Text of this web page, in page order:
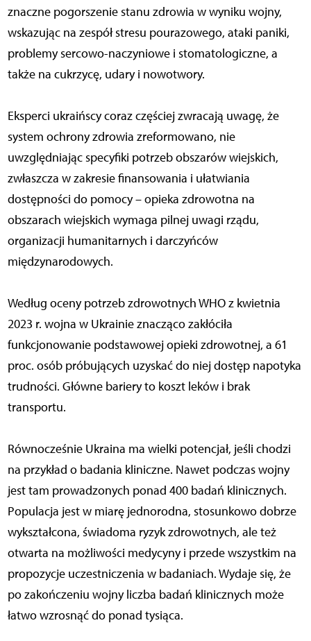
znaczne pogorszenie stanu zdrowia w wyniku wojny,
wskazując na zespół stresu pourazowego, ataki paniki,
problemy sercowo-naczyniowe i stomatologiczne, a
także na cukrzycę, udary i nowotwory.
Eksperci ukraińscy coraz częściej zwracają uwagę, że
system ochrony zdrowia zreformowano, nie
uwzględniając specyfiki potrzeb obszarów wiejskich,
zwłaszcza w zakresie finansowania i ułatwiania
dostępności do pomocy – opieka zdrowotna na
obszarach wiejskich wymaga pilnej uwagi rządu,
organizacji humanitarnych i darczyńców
międzynarodowych.
Według oceny potrzeb zdrowotnych WHO z kwietnia
2023 r. wojna w Ukrainie znacząco zakłóciła
funkcjonowanie podstawowej opieki zdrowotnej, a 61
proc. osób próbujących uzyskać do niej dostęp napotyka
trudności. Główne bariery to koszt leków i brak
transportu.
Równocześnie Ukraina ma wielki potencjał, jeśli chodzi
na przykład o badania kliniczne. Nawet podczas wojny
jest tam prowadzonych ponad 400 badań klinicznych.
Populacja jest w miarę jednorodna, stosunkowo dobrze
wykształcona, świadoma ryzyk zdrowotnych, ale też
otwarta na możliwości medycyny i przede wszystkim na
propozycje uczestniczenia w badaniach. Wydaje się, że
po zakończeniu wojny liczba badań klinicznych może
łatwo wzrosnąć do ponad tysiąca.